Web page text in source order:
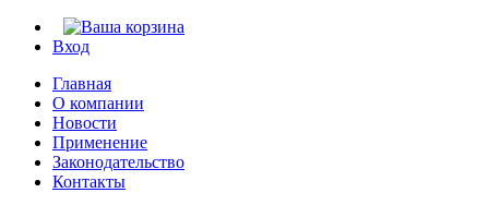
Вход
Главная
О компании
Новости
Применение
Законодательство
Контакты